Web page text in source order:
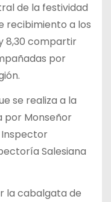
de la festividad
recibimiento a los
8,30 compartir
por
se realiza a la
por Monseñor
Inspector
Salesiana
la cabalgata de